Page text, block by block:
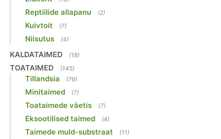
Reptiilide allapanu (2)
Kuivtoit (7)
Niisutus (4)
KALDATAIMED (18)
TOATAIMED (145)
Tillandsia (76)
Minitaimed (7)
Toataimede väetis (7)
Eksootilised taimed (4)
Taimede muld-substraat (11)